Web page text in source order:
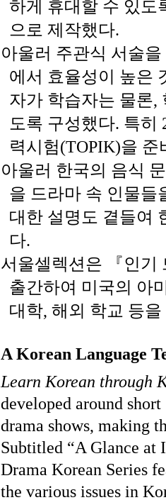
하게 휴대할 수 있도
으로 제작했다.
아울러 주관식 서술을
에서 효율성이 높은
자가 학습자는 물론,
도록 구성했다. 특히
력시험(TOPIK)을 준
아울러 한국의 음식
을 드라마 속 인물들
대한 설명도 곁들여
다.
서울셀렉션은 『인기
출간하여 미국의 아
대학,해외 학교 등을
A Korean Language
Learn Korean through
developed around
drama shows, making
Subtitled “A Glance at
Drama Korean Series
the various issues in